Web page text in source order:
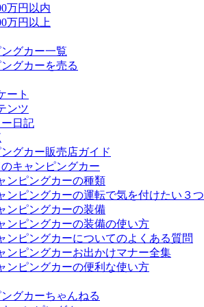
万円以内
万円以上
グカー一覧
グカーを売る
ート
ンツ
日記
グカー販売店ガイド
キャンピングカー
ンピングカーの種類
ンピングカーの運転で気を付けたい３
ンピングカーの装備
ンピングカーの装備の使い方
ンピングカーについてのよくある質問
ンピングカーお出かけマナー全集
ンピングカーの便利な使い方
グカーちゃんねる